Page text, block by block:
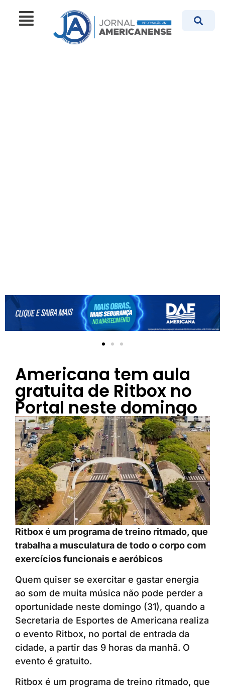
Americana tem aula
gratuita de Ritbox no
Portal neste domingo
Ritbox é um programa de treino ritmado, que
trabalha a musculatura de todo o corpo com
exercícios funcionais e aeróbicos
Quem quiser se exercitar e gastar energia
ao som de muita música não pode perder a
oportunidade neste domingo (31), quando a
Secretaria de Esportes de Americana realiza
o evento Ritbox, no portal de entrada da
cidade, a partir das 9 horas da manhã. O
evento é gratuito.
Ritbox é um programa de treino ritmado, que